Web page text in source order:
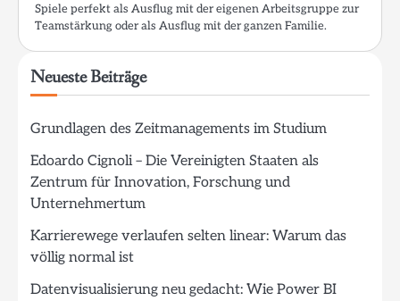
Spiele perfekt als Ausflug mit der eigenen Arbeitsgruppe zur
Teamstärkung oder als Ausflug mit der ganzen Familie.
Neueste Beiträge
Grundlagen des Zeitmanagements im Studium
Edoardo Cignoli – Die Vereinigten Staaten als
Zentrum für Innovation, Forschung und
Unternehmertum
Karrierewege verlaufen selten linear: Warum das
völlig normal ist
Datenvisualisierung neu gedacht: Wie Power BI